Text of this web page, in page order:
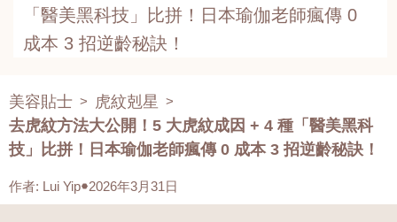
「醫美黑科技」比拼！日本瑜伽老師瘋傳 0
成本 3 招逆齡秘訣！
美容貼士 > 虎紋剋星 >
去虎紋方法大公開！5 大虎紋成因 + 4 種「醫美黑科
技」比拼！日本瑜伽老師瘋傳 0 成本 3 招逆齡秘訣！
作者: Lui Yip 2026年3月31日